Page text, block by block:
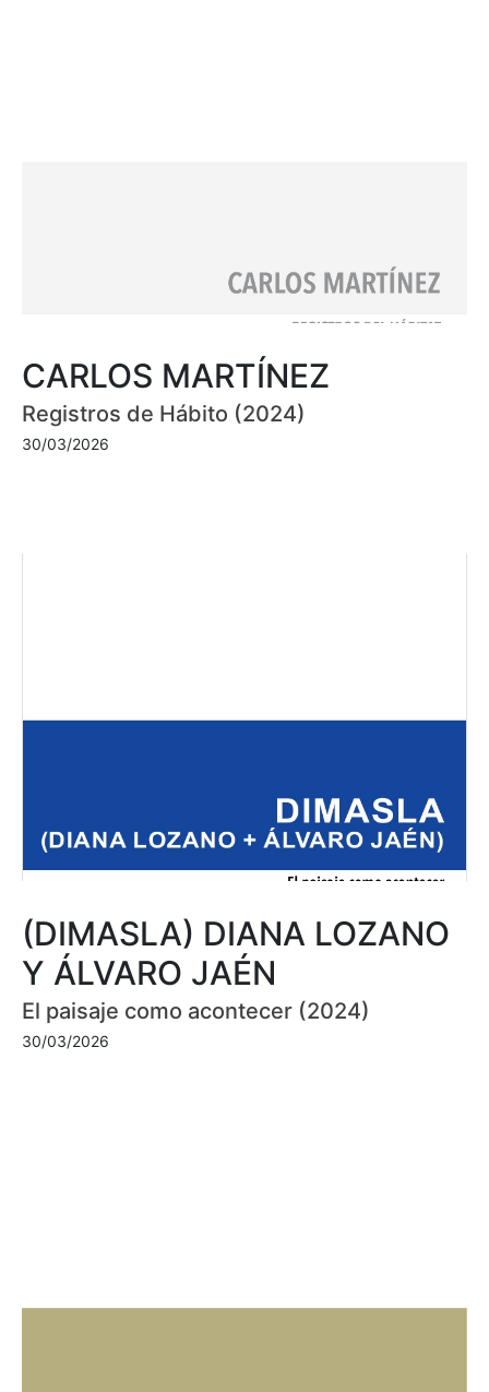
CARLOS MARTÍNEZ
Registros de Hábito (2024)
30/03/2026
(DIMASLA) DIANA LOZANO
Y ÁLVARO JAÉN
El paisaje como acontecer (2024)
30/03/2026